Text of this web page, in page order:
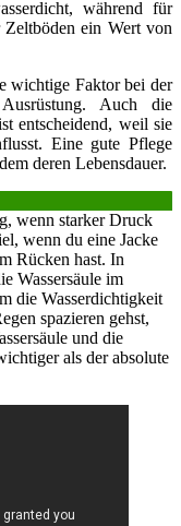
während für
ein Wert von
wichtige Faktor bei der
Auch die
entscheidend, weil sie
Eine gute Pflege
deren Lebensdauer.
wenn starker Druck
wenn du eine Jacke
Rücken hast. In
Wassersäule im
die Wasserdichtigkeit
spazieren gehst,
und die
als der absolute